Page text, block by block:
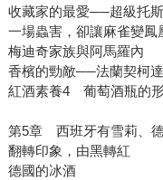
收藏家的最愛──超級托
一場蟲害，卻讓麻雀變鳳
梅迪奇家族與阿馬羅內
香檳的勁敵──法蘭契柯達
紅酒素養4 葡萄酒瓶的
第5章 西班牙有雪莉、
翻轉印象，由黑轉紅
德國的冰酒